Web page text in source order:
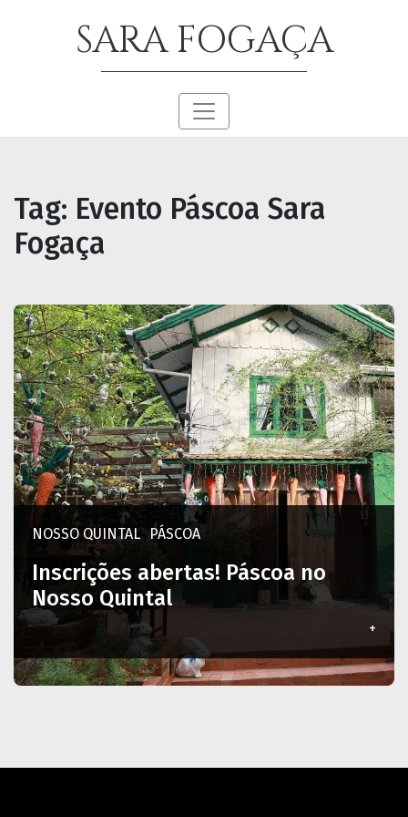
SARA FOGAÇA
Tag: Evento Páscoa Sara
Fogaça
NOSSO QUINTAL PÁSCOA
Inscrições abertas! Páscoa no
Nosso Quintal
+